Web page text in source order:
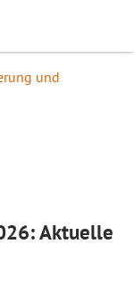
und
Aktuelle